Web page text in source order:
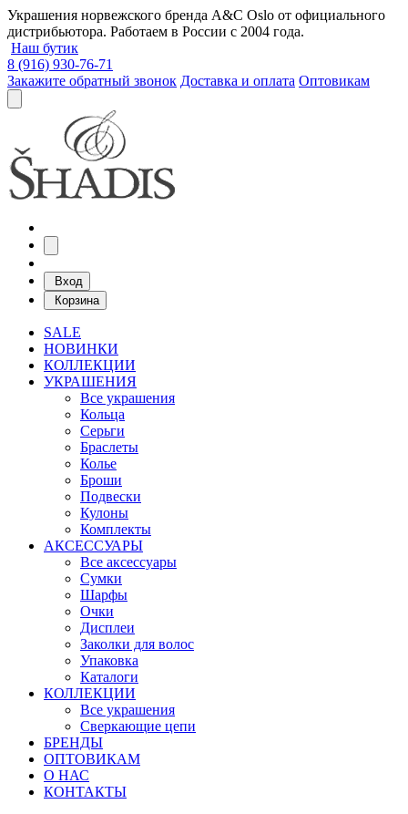
Украшения норвежского бренда A&C Oslo от официального
дистрибьютора. Работаем в России с 2004 года.
Наш бутик
8 (916) 930-76-71
Закажите обратный звонок Доставка и оплата Оптовикам
Вход
Корзина
SALE
НОВИНКИ
КОЛЛЕКЦИИ
УКРАШЕНИЯ
Все украшения
Кольца
Серьги
Браслеты
Колье
Броши
Подвески
Кулоны
Комплекты
АКСЕССУАРЫ
Все аксессуары
Сумки
Шарфы
Очки
Дисплеи
Заколки для волос
Упаковка
Каталоги
КОЛЛЕКЦИИ
Все украшения
Сверкающие цепи
БРЕНДЫ
ОПТОВИКАМ
О НАС
КОНТАКТЫ